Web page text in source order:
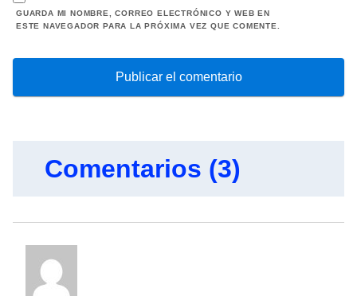
GUARDA MI NOMBRE, CORREO ELECTRÓNICO Y WEB EN
ESTE NAVEGADOR PARA LA PRÓXIMA VEZ QUE COMENTE.
Comentarios (3)